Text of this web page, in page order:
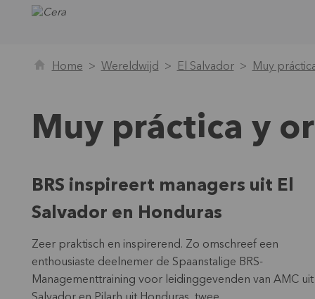
Home Wereldwijd El Salvador Muy
Muy práctica y
BRS inspireert managers uit El
Salvador en Honduras
Zeer praktisch en inspirerend. Zo omschreef een
enthousiaste deelnemer de Spaanstalige BRS-
Managementtraining voor leidinggevenden van AMC uit